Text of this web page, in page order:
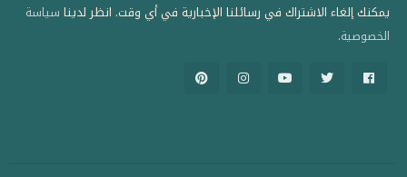
يمكنك إلغاء الاشتراك في رسائلنا الإخبارية في أي وقت. انظر لدينا سياسة
الخصوصية.